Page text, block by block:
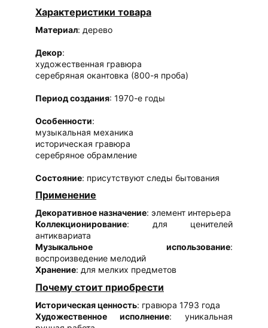
Характеристики товара
Материал: дерево
Декор:
художественная гравюра
серебряная окантовка (800-я проба)
Период создания: 1970-е годы
Особенности:
музыкальная механика
историческая гравюра
серебряное обрамление
Состояние: присутствуют следы бытования
Применение
Декоративное назначение: элемент интерьера
Коллекционирование: для ценителей
антиквариата
Музыкальное использование:
воспроизведение мелодий
Хранение: для мелких предметов
Почему стоит приобрести
Историческая ценность: гравюра 1793 года
Художественное исполнение: уникальная